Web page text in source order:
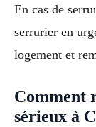
En cas de
serrurier en
logement et
Comment
sérieux à